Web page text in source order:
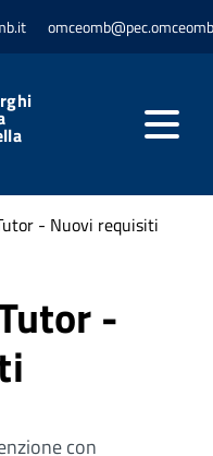
- Nuovi requisiti
-
con